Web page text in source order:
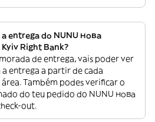
entrega do NUNU нова
Kyiv Right Bank?
de entrega, vais poder ver
entrega a partir de cada
Também podes verificar o
do teu pedido do NUNU нова
out.